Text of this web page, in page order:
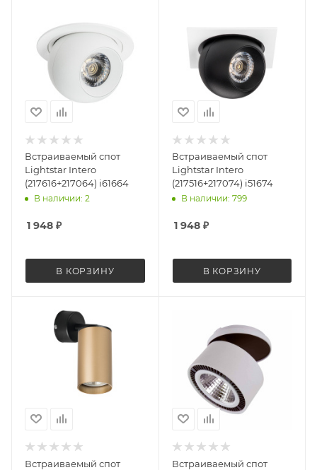
Встраиваемый спот
Lightstar Intero
(217616+217064) i61664
В наличии: 2
1 948 ₽
В КОРЗИНУ
Встраиваемый спот
Lightstar Intero
(217516+217074) i51674
В наличии: 799
1 948₽
В КОРЗИНУ
Встраиваемый спот
Встраиваемый спот